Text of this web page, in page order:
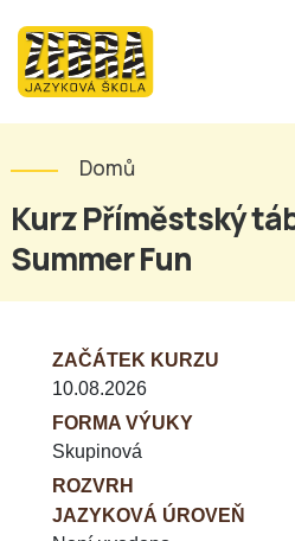
Domů
Kurz Příměstský
Summer Fun
ZAČÁTEK KURZU
10.08.2026
FORMA VÝUKY
Skupinová
ROZVRH
JAZYKOVÁ ÚROVEŇ